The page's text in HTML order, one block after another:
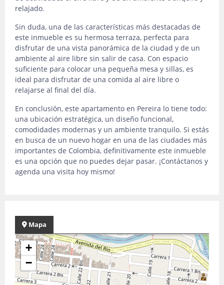
relajado.
Sin duda, una de las características más destacadas de
este inmueble es su hermosa terraza, perfecta para
disfrutar de una vista panorámica de la ciudad y de un
ambiente al aire libre sin salir de casa. Con espacio
suficiente para colocar una pequeña mesa y sillas, es
ideal para disfrutar de una comida al aire libre o
relajarse al final del día.
En conclusión, este apartamento en Pereira lo tiene todo:
una ubicación estratégica, un diseño funcional,
comodidades modernas y un ambiente tranquilo. Si estás
en busca de un nuevo hogar en una de las ciudades más
importantes de Colombia, definitivamente este inmueble
es una opción que no puedes dejar pasar. ¡Contáctanos y
agenda una visita hoy mismo!
Mapa
+
−